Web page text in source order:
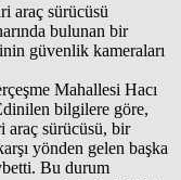
araç sürücüsü
bulunan bir
güvenlik kameraları
Mahallesi Hacı
bilgilere göre,
araç sürücüsü, bir
yönden gelen başka
Bu durum